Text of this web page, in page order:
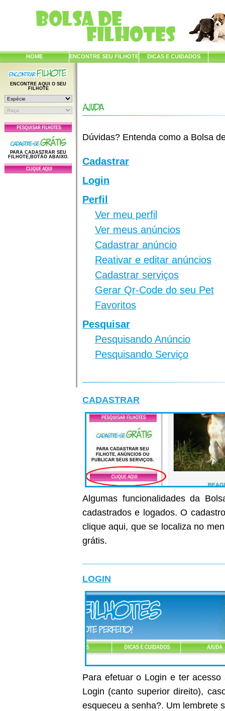
HOME ENCONTRE SEU FILHOTE DICAS E CUIDADOS
ENCONTRE AQUI O SEU
FILHOTE
PARA CADASTRAR SEU
FILHOTE,BOTÃO ABAIXO.
Dúvidas? Entenda como a Bolsa
Cadastrar
Login
Perfil
Ver meu perfil
Ver meus anúncios
Cadastrar anúncio
Reativar e editar anúncios
Cadastrar serviços
Gerar Qr-Code do seu Pet
Favoritos
Pesquisar
Pesquisando Anúncio
Pesquisando Serviço
CADASTRAR
Algumas funcionalidades da
cadastrados e logados. O
clique aqui, que se localiza no
grátis.
LOGIN
Para efetuar o Login e ter
Login (canto superior direito),
esqueceu a senha?. Um